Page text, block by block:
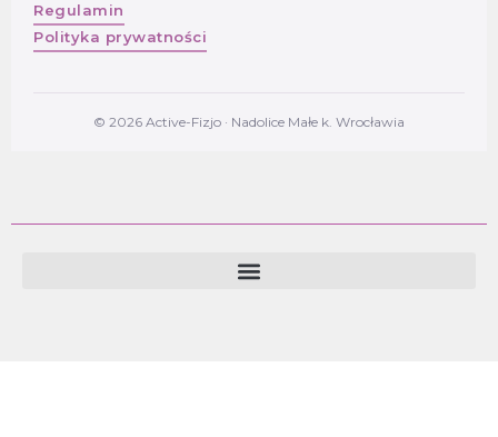
Regulamin
Polityka prywatności
© 2026 Active-Fizjo · Nadolice Małe k. Wrocławia